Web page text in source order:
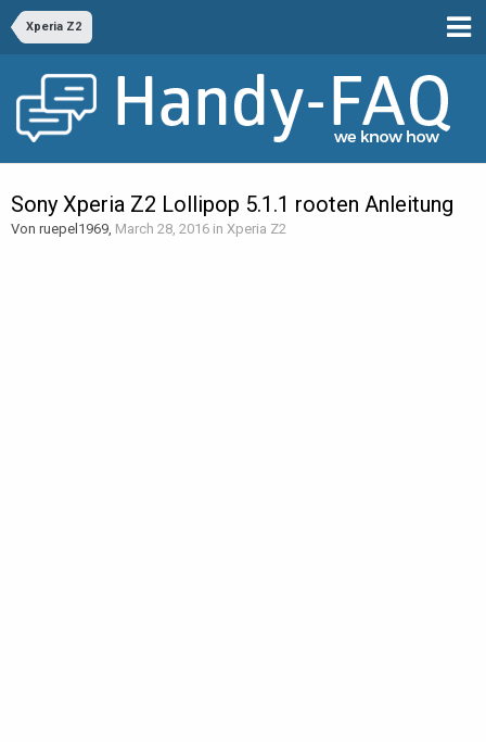
Xperia Z2
Sony Xperia Z2 Lollipop 5.1.1 rooten Anleitung
Von ruepel1969, March 28, 2016 in Xperia Z2